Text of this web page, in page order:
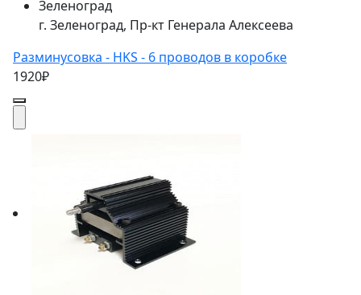
Зеленоград
г. Зеленоград, Пр-кт Генерала Алексеева
Разминусовка - HKS - 6 проводов в коробке
1920₽